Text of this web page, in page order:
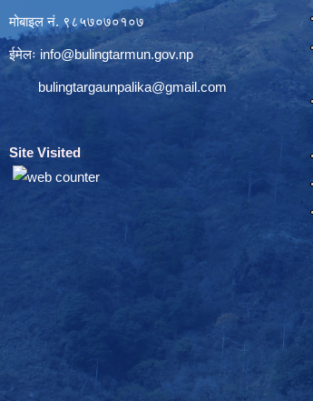
मोबाइल नं. ९८५७०७०१०७
ईमेलः info@bulingtarmun.gov.np
bulingtargaunpalika@gmail.com
Site Visited: